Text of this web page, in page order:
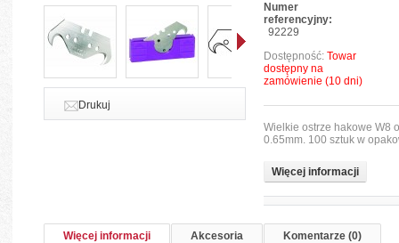
Drukuj
Numer
referencyjny:
92229
Dostępność: Towar
dostępny na
zamówienie (10 dni)
Wielkie ostrze hakowe W8
0.65mm. 100 sztuk w
Więcej informacji
Więcej informacji Akcesoria Komentarze (0)